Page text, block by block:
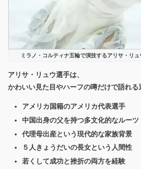
ミラノ・コルティナ五輪で演技するアリサ・リ
アリサ・リュウ選手は、
かわいい見た目やハーフの噂だけで語れる
アメリカ国籍のアメリカ代表選手
中国出身の父を持つ多文化的なルーツ
代理母出産という現代的な家族背景
５人きょうだいの長女という人間性
若くして成功と挫折の両方を経験